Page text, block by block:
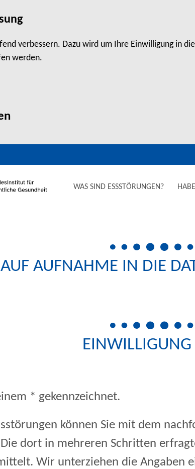
verbessern. Dazu wird um Ihre Einwilligung in
werden.
WAS SIND ESSSTÖRUNGEN?
DATENBANK
AUFNAHME IN DIE
* gekennzeichnet.
können Sie mit dem
dort in mehreren Schritten
Wir unterziehen die Angaben